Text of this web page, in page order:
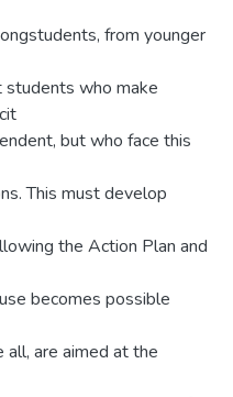
from younger
students who make
but who face this
This must develop
the Action Plan and
becomes possible
all, are aimed at the